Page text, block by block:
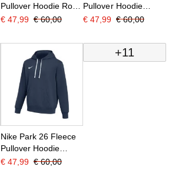
Pullover Hoodie Rood
Wit
€ 47,99 € 60,00
Pullover Hoodie
Blauw Wit
€ 47,99 € 60,00
Nike Park 26 Fleece
Pullover Hoodie
Donkerblauw Wit
€ 47,99 € 60,00
+11